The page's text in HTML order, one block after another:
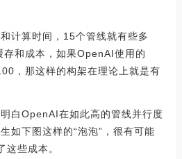
计算时间，15个管线就有些多
存和成本，如果OpenAI使用的
，那这样的构架在理论上就是有
白OpenAI在如此高的管线并行度
如下图这样的“泡泡”，很有可能
些成本。